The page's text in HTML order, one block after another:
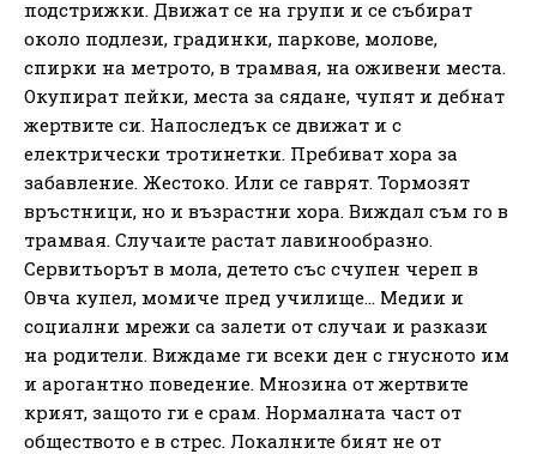
подстрижки. Движат се на групи и се събират
около подлези, градинки, паркове, молове,
спирки на метрото, в трамвая, на оживени места.
Окупират пейки, места за сядане, чупят и дебнат
жертвите си. Напоследък се движат и с
електрически тротинетки. Пребиват хора за
забавление. Жестоко. Или се гаврят. Тормозят
връстници, но и възрастни хора. Виждал съм го в
трамвая. Случаите растат лавинообразно.
Сервитьорът в мола, детето със счупен череп в
Овча купел, момиче пред училище… Медии и
социални мрежи са залети от случаи и разкази
на родители. Виждаме ги всеки ден с гнусното им
и арогантно поведение. Мнозина от жертвите
крият, защото ги е срам. Нормалната част от
обществото е в стрес. Локалните бият не от